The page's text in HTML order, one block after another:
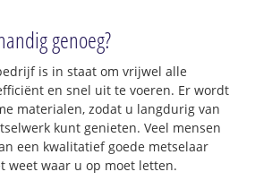
genoeg?
is in staat om vrijwel alle
en snel uit te voeren. Er wordt
materialen, zodat u langdurig van
kunt genieten. Veel mensen
een kwalitatief goede metselaar
weet waar u op moet letten.